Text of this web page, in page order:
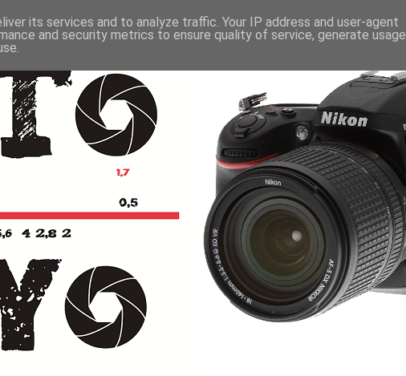
its services and to analyze traffic. Your IP address and user-agent
and security metrics to ensure quality of service, generate usage